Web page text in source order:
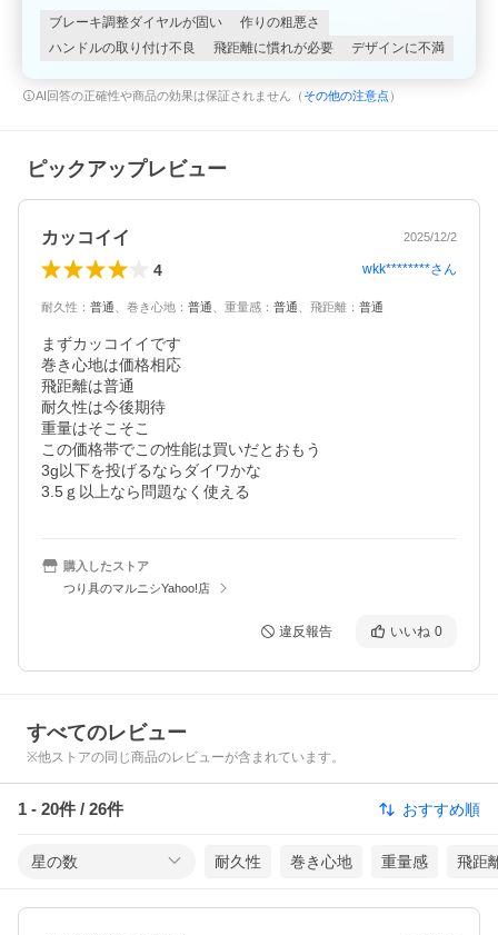
ブレーキ調整ダイヤルが固い
作りの粗悪さ
ハンドルの取り付け不良
飛距離に慣れが必要 デザインに不満
AI回答の正確性や商品の効果は保証されません（ その他の注意点 ）
ピックアップレビュー
カッコイイ 2025/12/2
4 wkk********さん
耐久性 ： 普通 巻き心地 ： 普通 重量感 ： 普通 飛距離 ： 普通
まずカッコイイです
巻き心地は価格相応
飛距離は普通
耐久性は今後期待
重量はそこそこ
この価格帯でこの性能は買いだとおもう
3g以下を投げるならダイワかな
3.5ｇ以上なら問題なく使える
購入したストア
つり具のマルニシYahoo!店
違反報告 いいね 0
すべてのレビュー
※他ストアの同じ商品のレビューが含まれています。
1 - 20件 / 26件 おすすめ順
星の数 耐久性 巻き心地 重量感 飛距